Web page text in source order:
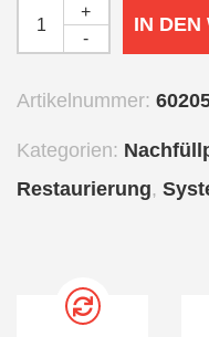
-
+
IN DEN
Artikelnummer:
Kategorien:
Restaurierung,